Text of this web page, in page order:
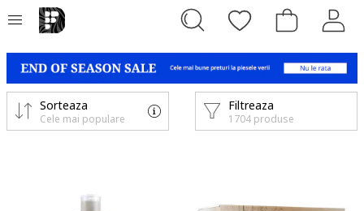
Filtreaza
1704 produse
Sorteaza
Cele mai populare